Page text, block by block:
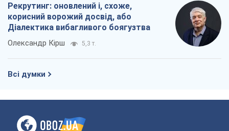
Рекрутинг: оновлений і, схоже,
корисний ворожий досвід, або
Діалектика вибагливого боягузтва
Олександр Кірш 5,3 т.
Всі думки